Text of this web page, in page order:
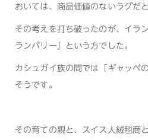
おいては、商品価値のないラグだ
その考えを打ち破ったのが、イラ
ランバリー」という方でした。
カシュガイ族の間では「ギャッベ
そうです。
その育ての親と、スイス人絨毯商